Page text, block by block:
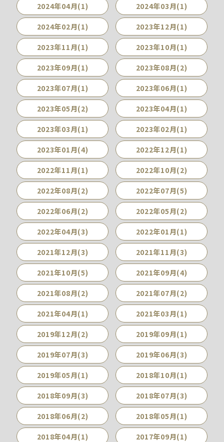
2024年04月(1) 2024年03月(1)
2024年02月(1) 2023年12月(1)
2023年11月(1) 2023年10月(1)
2023年09月(1) 2023年08月(2)
2023年07月(1) 2023年06月(1)
2023年05月(2) 2023年04月(1)
2023年03月(1) 2023年02月(1)
2023年01月(4) 2022年12月(1)
2022年11月(1) 2022年10月(2)
2022年08月(2) 2022年07月(5)
2022年06月(2) 2022年05月(2)
2022年04月(3) 2022年01月(1)
2021年12月(3) 2021年11月(3)
2021年10月(5) 2021年09月(4)
2021年08月(2) 2021年07月(2)
2021年04月(1) 2021年03月(1)
2019年12月(2) 2019年09月(1)
2019年07月(3) 2019年06月(3)
2019年05月(1) 2018年10月(1)
2018年09月(3) 2018年07月(3)
2018年06月(2) 2018年05月(1)
2018年04月(1) 2017年09月(1)